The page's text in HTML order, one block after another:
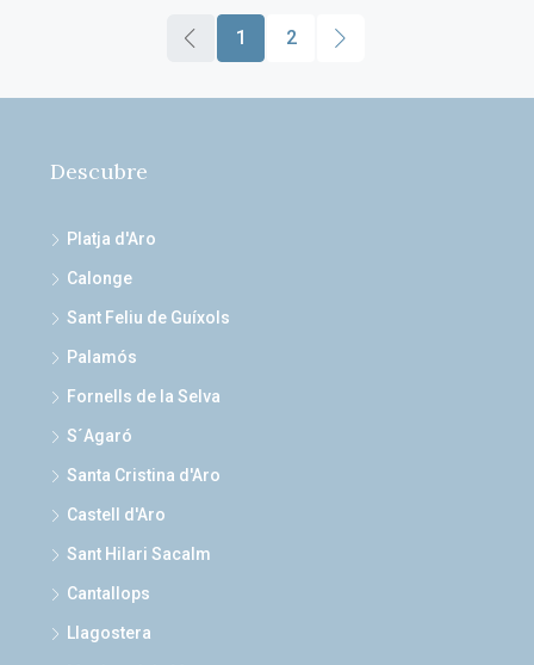
1 2
Descubre
Platja d'Aro
Calonge
Sant Feliu de Guíxols
Palamós
Fornells de la Selva
S´Agaró
Santa Cristina d'Aro
Castell d'Aro
Sant Hilari Sacalm
Cantallops
Llagostera